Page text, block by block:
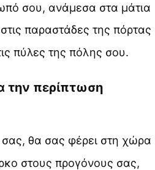
σου, ανάμεσα στα μάτια
παραστάδες της πόρτας
πύλες της πόλης σου.
την περίπτωση
θα σας φέρει στη χώρα
στους προγόνους σας,